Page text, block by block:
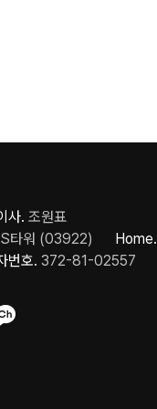
사. 조원표
ES타워 (03922) Home.
번호. 372-81-02557